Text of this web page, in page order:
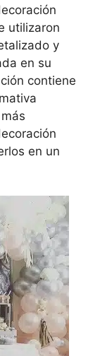
utilizaron
y
en su
contiene
en un